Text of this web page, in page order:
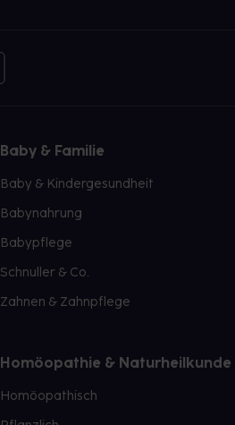
Baby & Familie
Baby & Kindergesundheit
Babynahrung
Babypflege
Schnuller & Co.
Zahnen & Zahnpflege
Homöopathie & Naturheilkunde
Homöopathisch